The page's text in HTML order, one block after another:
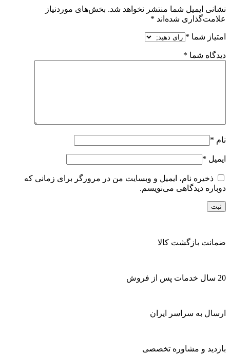
نشانی ایمیل شما منتشر نخواهد شد. بخش‌های موردنیاز
علامت‌گذاری شده‌اند *
امتیاز شما *
دیدگاه شما *
نام *
ایمیل *
ذخیره نام، ایمیل و وبسایت من در مرورگر برای زمانی که
دوباره دیدگاهی می‌نویسم.
ضمانت بازگشت کالا
20 سال خدمات پس از فروش
ارسال به سراسر ایران
بازدید و مشاوره تخصصی